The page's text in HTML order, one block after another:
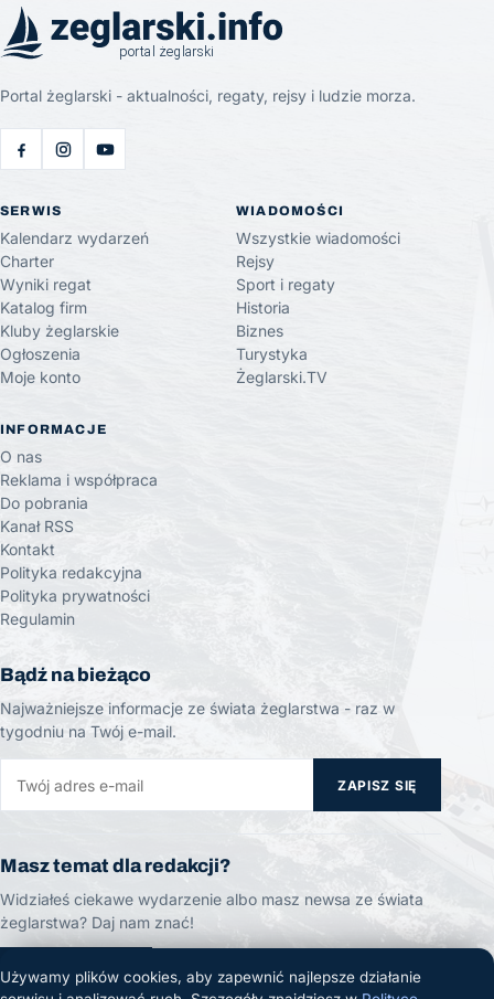
Portal żeglarski - aktualności, regaty, rejsy i ludzie morza.
SERWIS
Kalendarz wydarzeń
Charter
Wyniki regat
Katalog firm
Kluby żeglarskie
Ogłoszenia
Moje konto
WIADOMOŚCI
Wszystkie wiadomości
Rejsy
Sport i regaty
Historia
Biznes
Turystyka
Żeglarski.TV
INFORMACJE
O nas
Reklama i współpraca
Do pobrania
Kanał RSS
Kontakt
Polityka redakcyjna
Polityka prywatności
Regulamin
Bądź na bieżąco
Najważniejsze informacje ze świata żeglarstwa - raz w
tygodniu na Twój e-mail.
ZAPISZ SIĘ
Masz temat dla redakcji?
Widziałeś ciekawe wydarzenie albo masz newsa ze świata
żeglarstwa? Daj nam znać!
ZGŁOŚ TEMAT
Używamy plików cookies, aby zapewnić najlepsze działanie